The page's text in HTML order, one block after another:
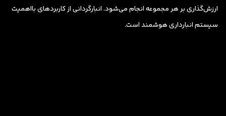
ارزش‌گذاری بر هر مجموعه انجام می‌شود. انبارگردانی از کاربردهای بااهمیت
سیستم انبارداری هوشمند است.